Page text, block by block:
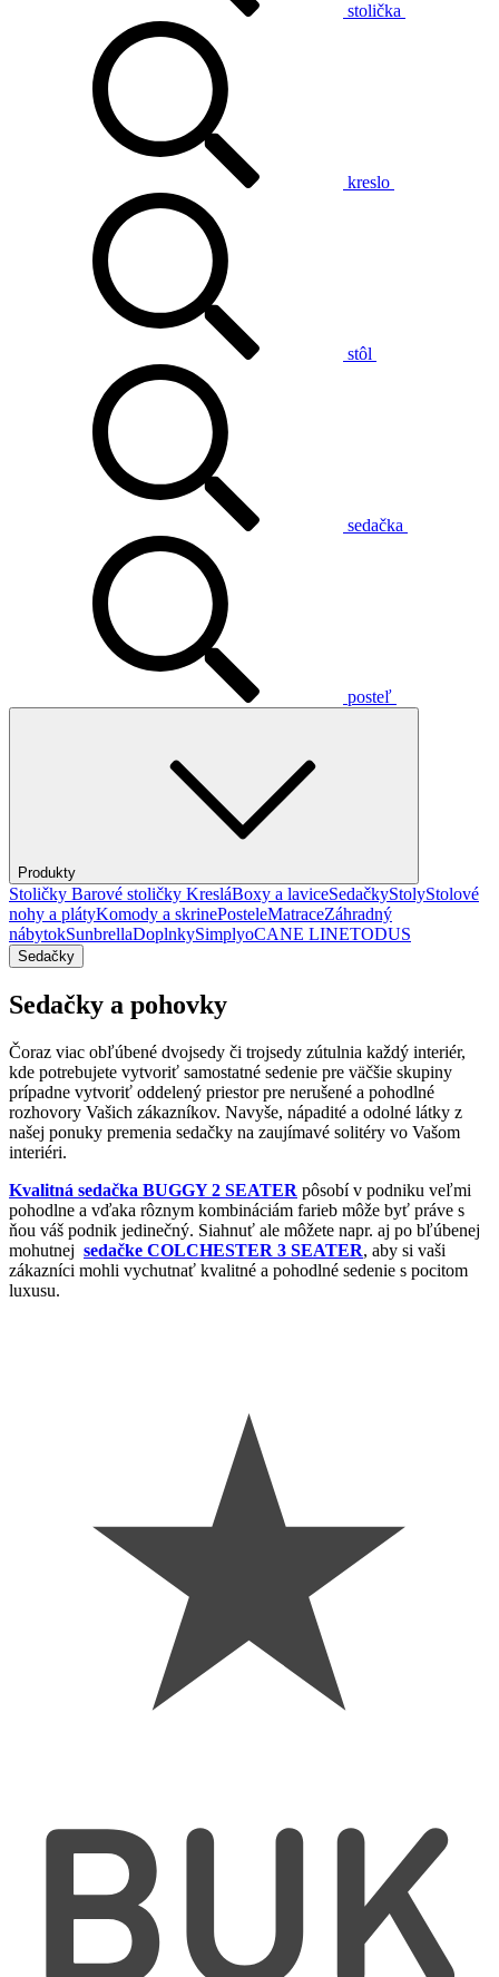
stolička
kreslo
stôl
sedačka
posteľ
Produkty
Stoličky Barové stoličky KresláBoxy a laviceSedačkyStolyStolové
nohy a plátyKomody a skrinePosteleMatraceZáhradný
nábytokSunbrellaDoplnkySimplyoCANE LINETODUS
Sedačky
Sedačky a pohovky
Čoraz viac obľúbené dvojsedy či trojsedy zútulnia každý interiér,
kde potrebujete vytvoriť samostatné sedenie pre väčšie skupiny
prípadne vytvoriť oddelený priestor pre nerušené a pohodlné
rozhovory Vašich zákazníkov. Navyše, nápadité a odolné látky z
našej ponuky premenia sedačky na zaujímavé solitéry vo Vašom
interiéri.
Kvalitná sedačka BUGGY 2 SEATER pôsobí v podniku veľmi
pohodlne a vďaka rôznym kombináciám farieb môže byť práve s
ňou váš podnik jedinečný. Siahnuť ale môžete napr. aj po bľúbenej
mohutnej sedačke COLCHESTER 3 SEATER, aby si vaši
zákazníci mohli vychutnať kvalitné a pohodlné sedenie s pocitom
luxusu.